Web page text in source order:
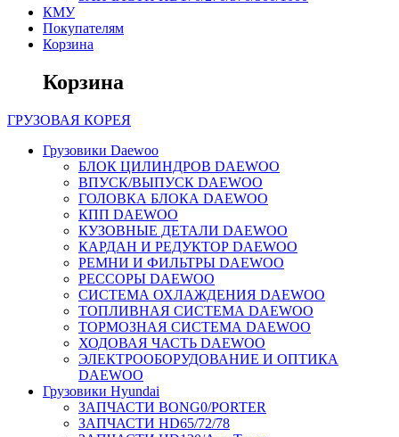
КМУ
Покупателям
Корзина
Корзина
ГРУЗОВАЯ КОРЕЯ
Грузовики Daewoo
БЛОК ЦИЛИНДРОВ DAEWOO
ВПУСК/ВЫПУСК DAEWOO
ГОЛОВКА БЛОКА DAEWOO
КПП DAEWOO
КУЗОВНЫЕ ДЕТАЛИ DAEWOO
КАРДАН И РЕДУКТОР DAEWOO
РЕМНИ И ФИЛЬТРЫ DAEWOO
РЕССОРЫ DAEWOO
СИСТЕМА ОХЛАЖДЕНИЯ DAEWOO
ТОПЛИВНАЯ СИСТЕМА DAEWOO
ТОРМОЗНАЯ СИСТЕМА DAEWOO
ХОДОВАЯ ЧАСТЬ DAEWOO
ЭЛЕКТРООБОРУДОВАНИЕ И ОПТИКА
DAEWOO
Грузовики Hyundai
ЗАПЧАСТИ BONG0/PORTER
ЗАПЧАСТИ HD65/72/78